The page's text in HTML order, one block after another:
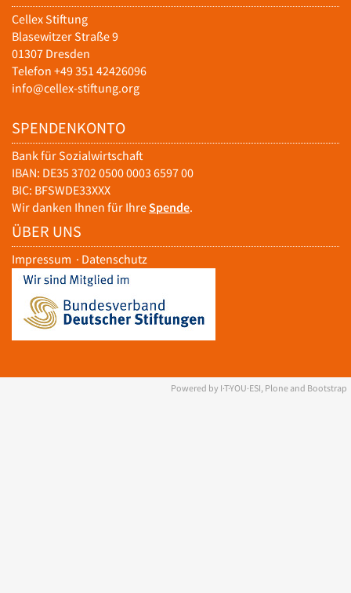
Cellex Stiftung
Blasewitzer Straße 9
01307 Dresden
Telefon +49 351 42426096
info@cellex-stiftung.org
SPENDENKONTO
Bank für Sozialwirtschaft
IBAN: DE35 3702 0500 0003 6597 00
BIC: BFSWDE33XXX
Wir danken Ihnen für IhreSpende.
ÜBER UNS
Impressum · Datenschutz
Powered by I·T·YOU·ESI, Plone and Bootstrap